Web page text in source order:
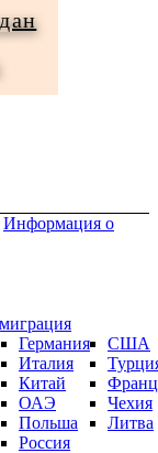
Информация о
Германия
Италия
Китай
ОАЭ
Польша
Россия
США
Чехия
Литва